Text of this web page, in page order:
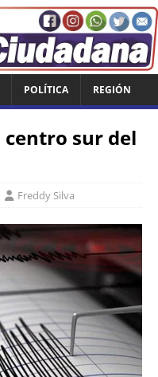
POLÍTICA REGIÓN
centro sur del
Freddy Silva